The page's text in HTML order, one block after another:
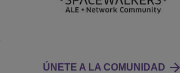
ÚNETE A LA COMUNIDAD